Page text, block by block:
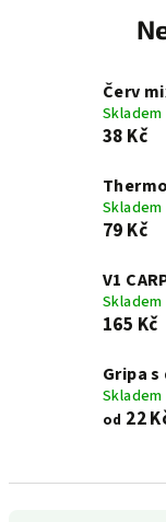
Červ
Skladem
38 Kč
Skladem
79 Kč
V1
Skladem
165 Kč
Gripa
Skladem
od 22